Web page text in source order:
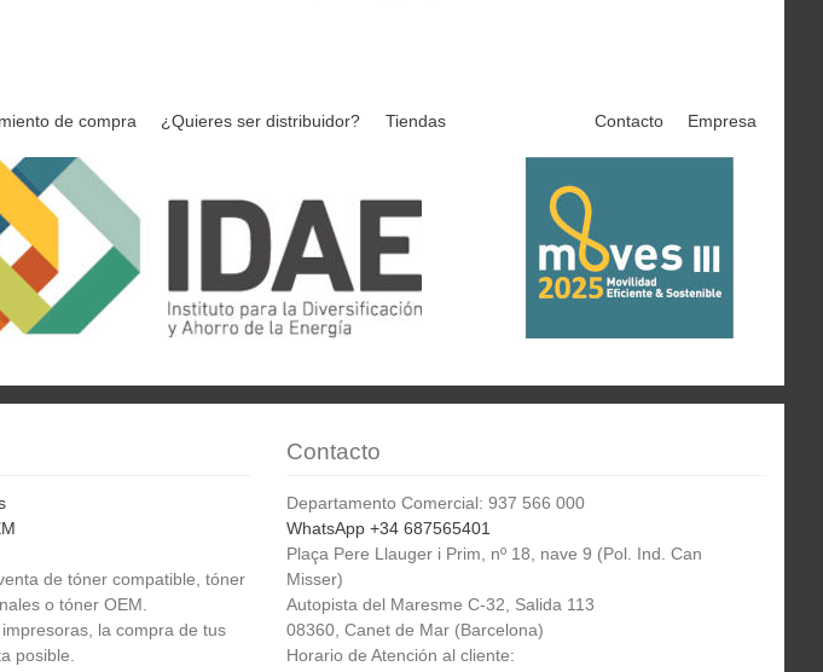
de compra ¿Quieres ser distribuidor? Tiendas Contacto Empresa
de tóner compatible, tóner
o tóner OEM.
la compra de tus
posible.
Contacto
Departamento Comercial: 937 566 000
WhatsApp +34 687565401
Plaça Pere Llauger i Prim, nº 18, nave 9 (Pol. Ind. Can
Misser)
Autopista del Maresme C-32, Salida 113
08360, Canet de Mar (Barcelona)
Horario de Atención al cliente: